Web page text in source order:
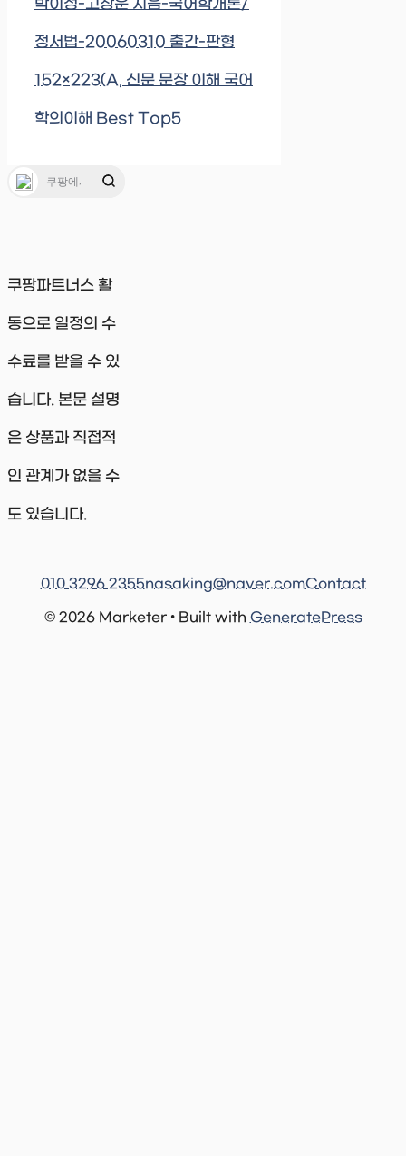
박이정-고창운 지음-국어학개론/
정서법-20060310 출간-판형
152×223(A, 신문 문장 이해 국어
학의이해 Best Top5
쿠팡파트너스 활
동으로 일정의 수
수료를 받을 수 있
습니다. 본문 설명
은 상품과 직접적
인 관계가 없을 수
도 있습니다.
© 2026 Marketer • Built with GeneratePress
010 3296 2355nasaking@naver.comContact